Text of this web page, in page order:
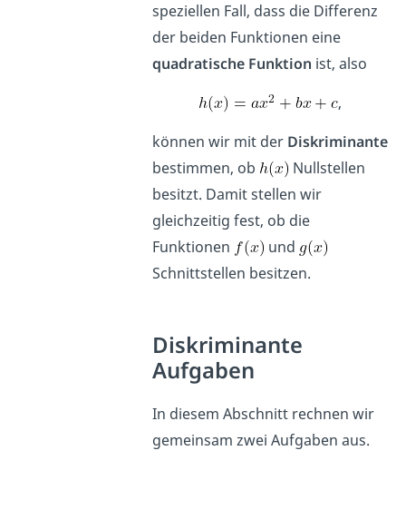
speziellen Fall, dass die Differenz
der beiden Funktionen eine
quadratische Funktion ist, also
,
können wir mit der Diskriminante
bestimmen, ob
Nullstellen
besitzt. Damit stellen wir
gleichzeitig fest, ob die
Funktionen
und
Schnittstellen besitzen.
Diskriminante
Aufgaben
In diesem Abschnitt rechnen wir
gemeinsam zwei Aufgaben aus.